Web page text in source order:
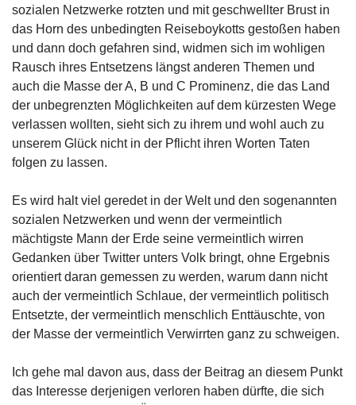
sozialen Netzwerke rotzten und mit geschwellter Brust in
das Horn des unbedingten Reiseboykotts gestoßen haben
und dann doch gefahren sind, widmen sich im wohligen
Rausch ihres Entsetzens längst anderen Themen und
auch die Masse der A, B und C Prominenz, die das Land
der unbegrenzten Möglichkeiten auf dem kürzesten Wege
verlassen wollten, sieht sich zu ihrem und wohl auch zu
unserem Glück nicht in der Pflicht ihren Worten Taten
folgen zu lassen.
Es wird halt viel geredet in der Welt und den sogenannten
sozialen Netzwerken und wenn der vermeintlich
mächtigste Mann der Erde seine vermeintlich wirren
Gedanken über Twitter unters Volk bringt, ohne Ergebnis
orientiert daran gemessen zu werden, warum dann nicht
auch der vermeintlich Schlaue, der vermeintlich politisch
Entsetzte, der vermeintlich menschlich Enttäuschte, von
der Masse der vermeintlich Verwirrten ganz zu schweigen.
Ich gehe mal davon aus, dass der Beitrag an diesem Punkt
das Interesse derjenigen verloren haben dürfte, die sich